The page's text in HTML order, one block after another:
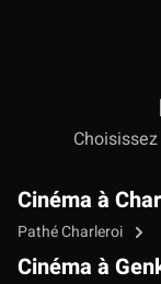
Cinéma à
Pathé Charleroi
Cinéma à